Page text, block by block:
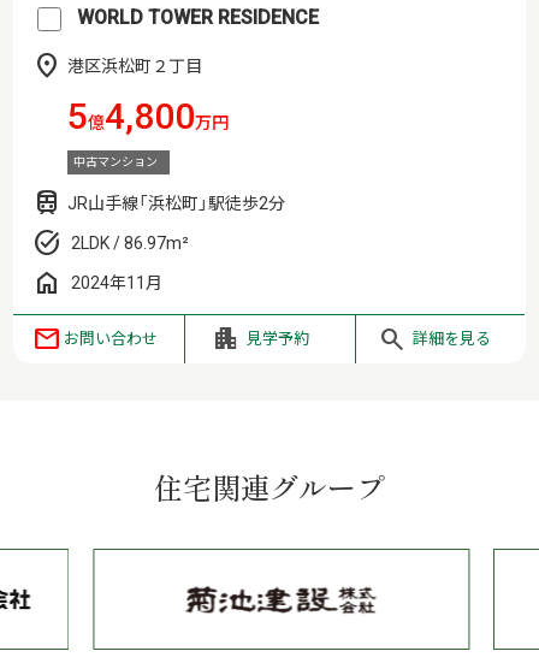
WORLD TOWER RESIDENCE
港区浜松町２丁目
5億4,800万円
中古マンション
JR山手線「浜松町」駅徒歩2分
2LDK / 86.97m²
2024年11月
お問い合わせ 見学予約 詳細を見る
住宅関連グループ